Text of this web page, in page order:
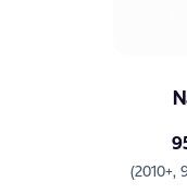
(2010+,